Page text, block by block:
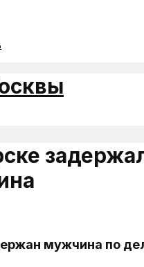
мужчина по